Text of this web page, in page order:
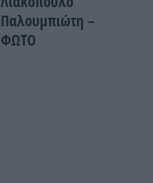
Παλουμπιώτη –
ΦΩΤΟ